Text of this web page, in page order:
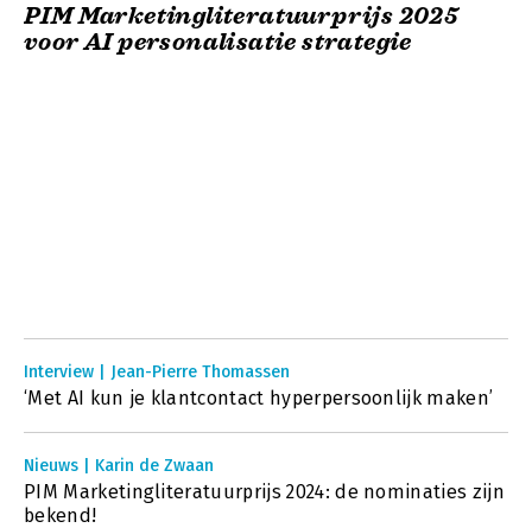
PIM Marketingliteratuurprijs 2025
voor AI personalisatie strategie
Interview | Jean-Pierre Thomassen
‘Met AI kun je klantcontact hyperpersoonlijk maken’
Nieuws | Karin de Zwaan
PIM Marketingliteratuurprijs 2024: de nominaties zijn
bekend!